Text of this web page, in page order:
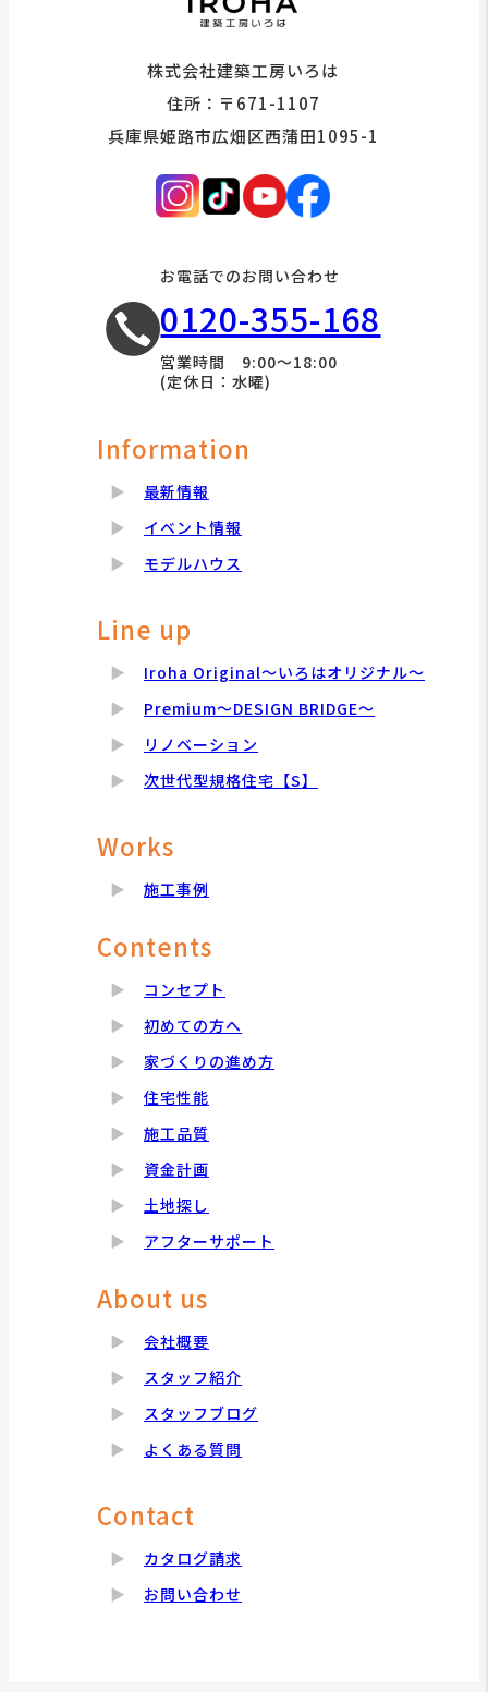
株式会社建築工房いろは
住所：〒671-1107
兵庫県姫路市広畑区西蒲田1095-1
お電話でのお問い合わせ
0120-355-168
営業時間 9:00～18:00
(定休日：水曜)
Information
最新情報
イベント情報
モデルハウス
Line up
Iroha Original～いろはオリジナル～
Premium～DESIGN BRIDGE～
リノベーション
次世代型規格住宅【S】
Works
施工事例
Contents
コンセプト
初めての方へ
家づくりの進め方
住宅性能
施工品質
資金計画
土地探し
アフターサポート
About us
会社概要
スタッフ紹介
スタッフブログ
よくある質問
Contact
カタログ請求
お問い合わせ